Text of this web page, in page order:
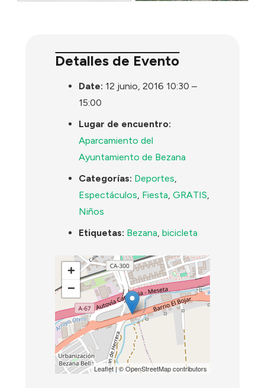
Detalles de Evento
Date: 12 junio, 2016 10:30 –
15:00
Lugar de encuentro:
Aparcamiento del
Ayuntamiento de Bezana
Categorías: Deportes
Espectáculos Fiesta ,GRATIS
Niños
Etiquetas: Bezana ,bicicleta
+
−
Leaflet| ©OpenStreetMapcontributors